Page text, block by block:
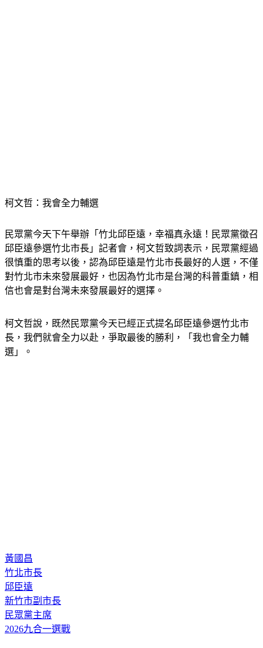
柯文哲：我會全力輔選
民眾黨今天下午舉辦「竹北邱臣遠，幸福真永遠！民眾黨徵召
邱臣遠參選竹北市長」記者會，柯文哲致詞表示，民眾黨經過
很慎重的思考以後，認為邱臣遠是竹北市長最好的人選，不僅
對竹北市未來發展最好，也因為竹北市是台灣的科普重鎮，相
信也會是對台灣未來發展最好的選擇。
柯文哲說，既然民眾黨今天已經正式提名邱臣遠參選竹北市
長，我們就會全力以赴，爭取最後的勝利，「我也會全力輔
選」。
黃國昌
竹北市長
邱臣遠
新竹市副市長
民眾黨主席
2026九合一選戰